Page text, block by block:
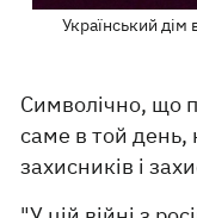
Український
Символічно, що
саме в той день,
захисників і